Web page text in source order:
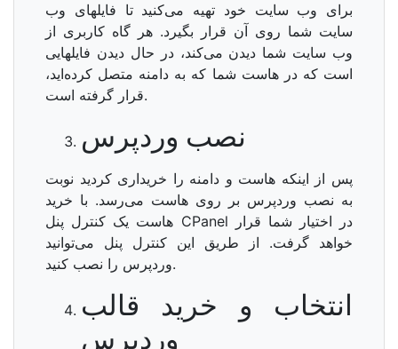
برای وب سایت خود تهیه می‌کنید تا فایلهای وب
سایت شما روی آن قرار بگیرد. هر گاه کاربری از
وب سایت شما دیدن می‌کند، در حال دیدن فایلهایی
است که در هاست شما که به دامنه متصل کرده‌اید،
قرار گرفته است.
نصب وردپرس
پس از اینکه هاست و دامنه را خریداری کردید نوبت
به نصب وردپرس بر روی هاست می‌رسد. با خرید
هاست یک کنترل پنل CPanel در اختیار شما قرار
خواهد گرفت. از طریق این کنترل پنل می‌توانید
وردپرس را نصب کنید.
انتخاب و خرید قالب
وردپرس